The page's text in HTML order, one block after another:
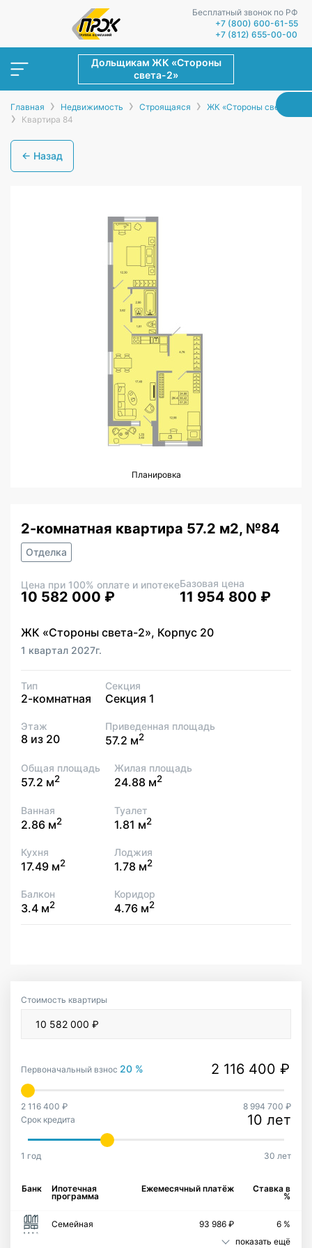
Бесплатный звонок по РФ
+7 (800) 600-61-55
+7 (812) 655-00-00
Дольщикам ЖК «Стороны
света-2»
Главная › Недвижимость › Строящаяся › ЖК «Стороны света-2»
› Квартира 84
← Назад
Планировка
2-комнатная квартира 57.2 м2, №84
Отделка
Цена при 100% оплате и ипотеке
10 582 000 ₽
Базовая цена
11 954 800 ₽
ЖК «Стороны света-2», Корпус 20
1 квартал 2027г.
Тип
2-комнатная
Секция
Секция 1
Этаж
8 из 20
Приведенная площадь
57.2 м2
Общая площадь
57.2 м2
Жилая площадь
24.88 м2
Ванная
2.86 м2
Туалет
1.81 м2
Кухня
17.49 м2
Лоджия
1.78 м2
Балкон
3.4 м2
Коридор
4.76 м2
Стоимость квартиры
Первоначальный взнос 20 %
2 116 400 ₽
8 994 700 ₽
Срок кредита
10 лет
1 год 30 лет
Банк Ипотечная
программа
Ежемесячный платёж Ставка в
%
Семейная 93 986 ₽
6 %
показать ещё